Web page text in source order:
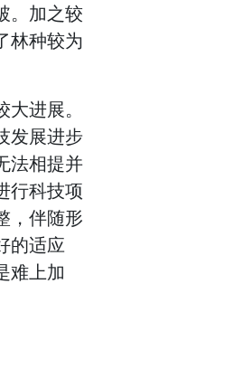
。加之较
林种较为
进展。
发展进步
法相提并
行科技项
，伴随形
的适应
难上加